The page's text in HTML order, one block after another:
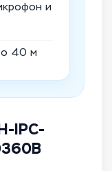
и
40 м
IPC-